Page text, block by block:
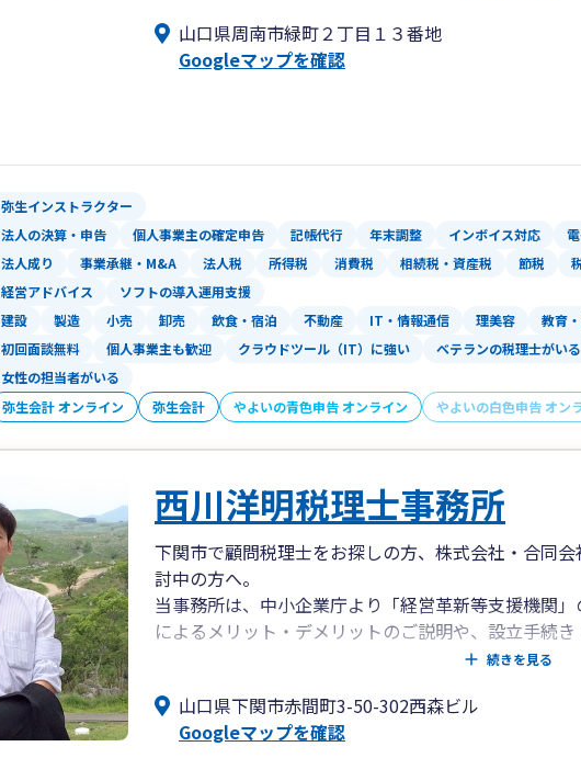
徹底的に比較していただいた後、ぜひ弊社へお任せ
①「移動年計表」により、業績の傾向を定期的に把
②「決算レポート」を作成し、金融機関に決算書と
利に進めらることが期待できること。
③「財務診断報告書」により、金融機関からの評価が
また、ホームページにおける情報発信力が強みで、①
ので、是非弊社のホームページへアクセスしてくださ
→ https://nishi24.jp/info#04
※②及び③に関しては、顧問契約がない法人様からの
「事業が赤字にならない最低限必要な売上高」「目
必要なのか」「儲けているはずなのに、資金繰りが忙
くなった」等、御社の状態を分析しそれを踏まえたア
顧問契約のない法人様のお役に立つ機会を増やした
が、通常100,000円(税抜)のところ「税理士紹介ナビ
方に、初回は70％OFFの30,000円(税抜)でお試しいた
また、ご満足いただけない場合、料金はいただきま
お電話ください。
②及び③で把握された課題について、財務コンサルテ
善のご支援も可能ですので併せてご検討ください。
山口県周南市緑町２丁目１３番地
Googleマップを確認
弥生インストラクター
法人の決算・申告 個人事業主の確定申告 記帳代行 年末調整 インボイス対応
法人成り
事業承継・M&A 法人税 所得税 消費税 相続税・資産税 節税
経営アドバイス
ソフトの導入運用支援
建設 製造 小売 卸売 飲食・宿泊 不動産 IT・情報通信 理美容 教育
初回面談無料 個人事業主も歓迎 クラウドツール（IT）に強い ベテランの税理士がいる
女性の担当者がいる
弥生会計 オンライン 弥生会計 やよいの青色申告 オンライン やよいの白色申告 オン
西川洋明税理士事務所
下関市で顧問税理士をお探しの方、株式会社・合同
討中の方へ。
当事務所は、中小企業庁より「経営革新等支援機関
によるメリット・デメリットのご説明や、設立手続
法書士と共にすべてをサポート致します。
めた「事業承継税制」の適用には、支援機関認定を
会社経営に関する財務・税務・相続対策など、あら
続きを見る
山口県下関市赤間町3-50-302西森ビル
Googleマップを確認